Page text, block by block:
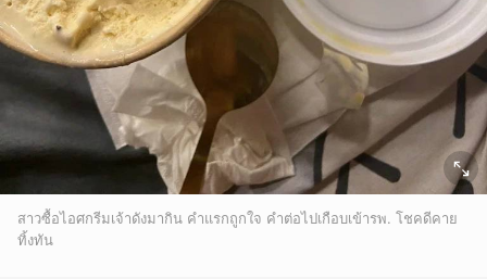
สาวซื้อไอศกรีมเจ้าดังมากิน คำแรกถูกใจ คำต่อไปเกือบเข้ารพ. โชคดีคาย
ทิ้งทัน